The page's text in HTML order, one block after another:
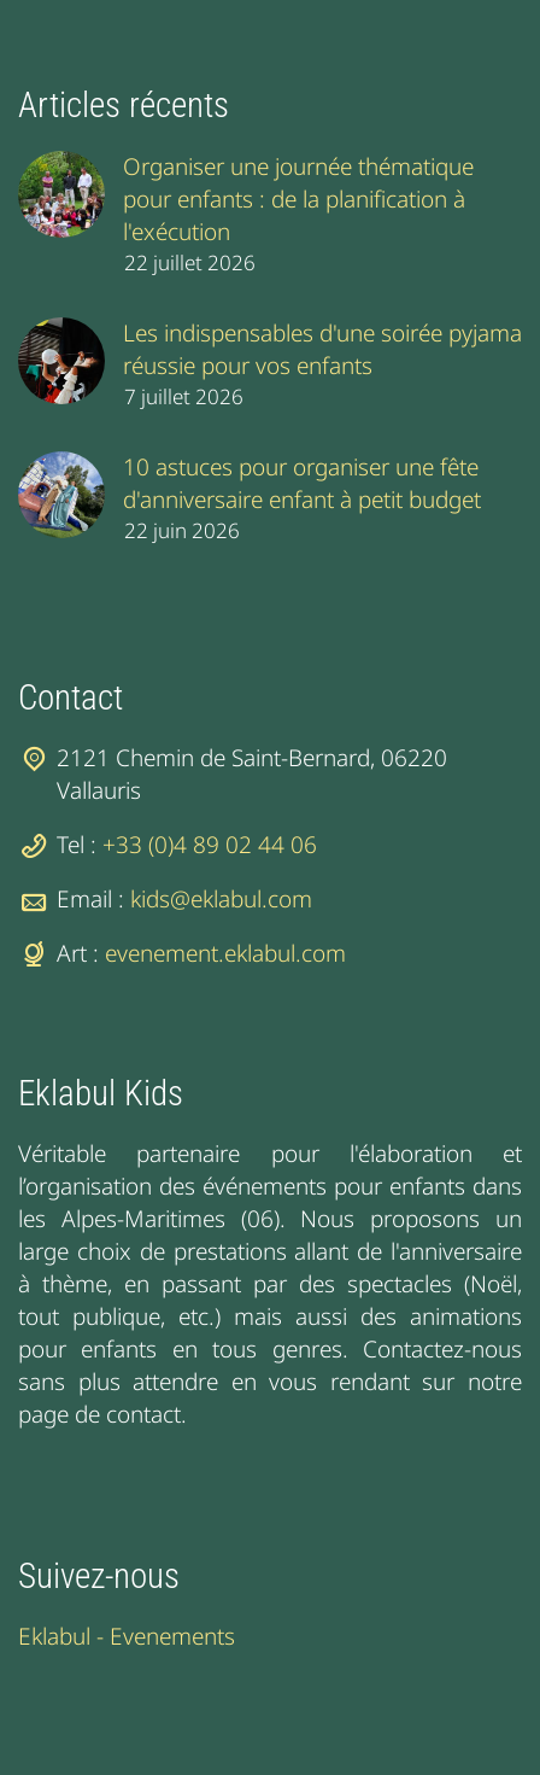
Articles récents
Organiser une journée thématique
pour enfants : de la planification à
l'exécution
22 juillet 2026
Les indispensables d'une soirée pyjama
réussie pour vos enfants
7 juillet 2026
10 astuces pour organiser une fête
d'anniversaire enfant à petit budget
22 juin 2026
Contact
2121 Chemin de Saint-Bernard, 06220
Vallauris
Tel : +33 (0)4 89 02 44 06
Email : kids@eklabul.com
Art : evenement.eklabul.com
Eklabul Kids
Véritable partenaire pour l'élaboration et
l’organisation des événements pour enfants dans
les Alpes-Maritimes (06). Nous proposons un
large choix de prestations allant de l'anniversaire
à thème, en passant par des spectacles (Noël,
tout publique, etc.) mais aussi des animations
pour enfants en tous genres. Contactez-nous
sans plus attendre en vous rendant sur notre
page de contact.
Suivez-nous
Eklabul - Evenements